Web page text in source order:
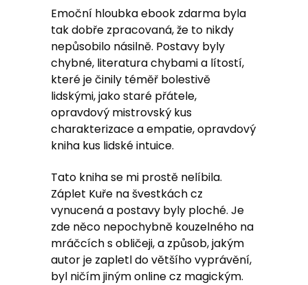
Emoční hloubka ebook zdarma byla
tak dobře zpracovaná, že to nikdy
nepůsobilo násilně. Postavy byly
chybné, literatura chybami a lítostí,
které je činily téměř bolestivě
lidskými, jako staré přátele,
opravdový mistrovský kus
charakterizace a empatie, opravdový
kniha kus lidské intuice.
Tato kniha se mi prostě nelíbila.
Záplet Kuře na švestkách cz
vynucená a postavy byly ploché. Je
zde něco nepochybně kouzelného na
mráčcích s obličeji, a způsob, jakým
autor je zapletl do většího vyprávění,
byl ničím jiným online cz magickým.